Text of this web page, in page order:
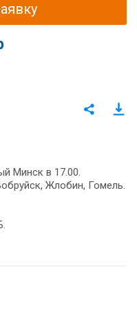
Минск в 17.00.
Жлобин, Гомель.